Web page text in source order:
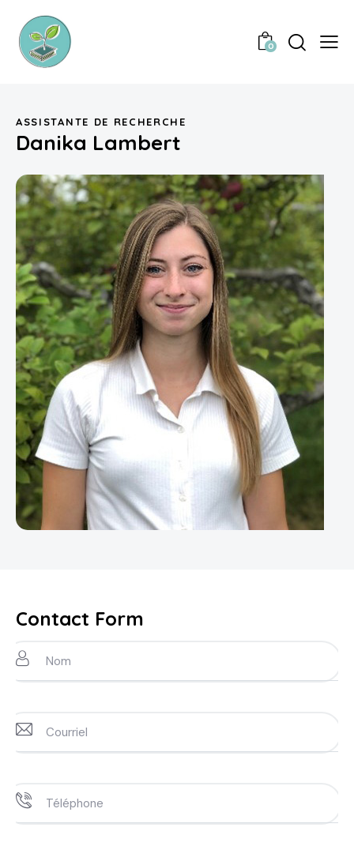
0
ASSISTANTE DE RECHERCHE
Danika Lambert
Contact Form